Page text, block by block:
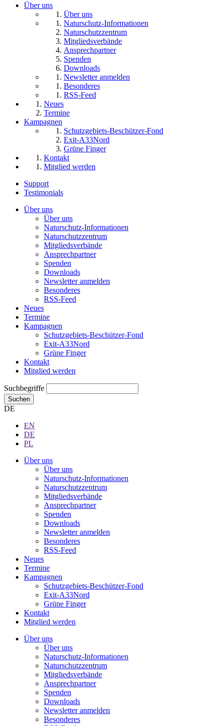
Über uns
Über uns
Naturschutz-Informationen
Naturschutzzentrum
Mitgliedsverbände
Ansprechpartner
Spenden
Downloads
Newsletter anmelden
Besonderes
RSS-Feed
Neues
Termine
Kampagnen
Schutzgebiets-Beschützer-Fond
Exit-A33Nord
Grüne Finger
Kontakt
Mitglied werden
Support
Testimonials
Über uns
Über uns
Naturschutz-Informationen
Naturschutzzentrum
Mitgliedsverbände
Ansprechpartner
Spenden
Downloads
Newsletter anmelden
Besonderes
RSS-Feed
Neues
Termine
Kampagnen
Schutzgebiets-Beschützer-Fond
Exit-A33Nord
Grüne Finger
Kontakt
Mitglied werden
Suchbegriffe
Suchen
DE
EN
DE
PL
Über uns
Über uns
Naturschutz-Informationen
Naturschutzzentrum
Mitgliedsverbände
Ansprechpartner
Spenden
Downloads
Newsletter anmelden
Besonderes
RSS-Feed
Neues
Termine
Kampagnen
Schutzgebiets-Beschützer-Fond
Exit-A33Nord
Grüne Finger
Kontakt
Mitglied werden
Über uns
Über uns
Naturschutz-Informationen
Naturschutzzentrum
Mitgliedsverbände
Ansprechpartner
Spenden
Downloads
Newsletter anmelden
Besonderes